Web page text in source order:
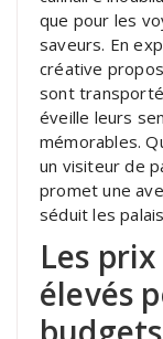
que pour les
saveurs. En
créative
sont
éveille leurs
mémorables.
un visiteur de
promet une
séduit les
Les
élevés